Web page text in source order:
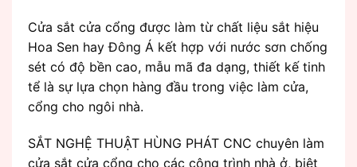
Cửa sắt cửa cổng được làm từ chất liệu sắt hiệu
Hoa Sen hay Đông Á kết hợp với nước sơn chống
sét có độ bền cao, mẫu mã đa dạng, thiết kế tinh
tể là sự lựa chọn hàng đầu trong việc làm cửa,
cổng cho ngôi nhà.
SẮT NGHỆ THUẬT HÙNG PHÁT CNC chuyên làm
cửa sắt cửa cổng cho các công trình nhà ở, biệt